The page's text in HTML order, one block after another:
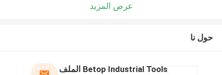
عرض المزيد
حول نا
Betop Industrial Tools الملف